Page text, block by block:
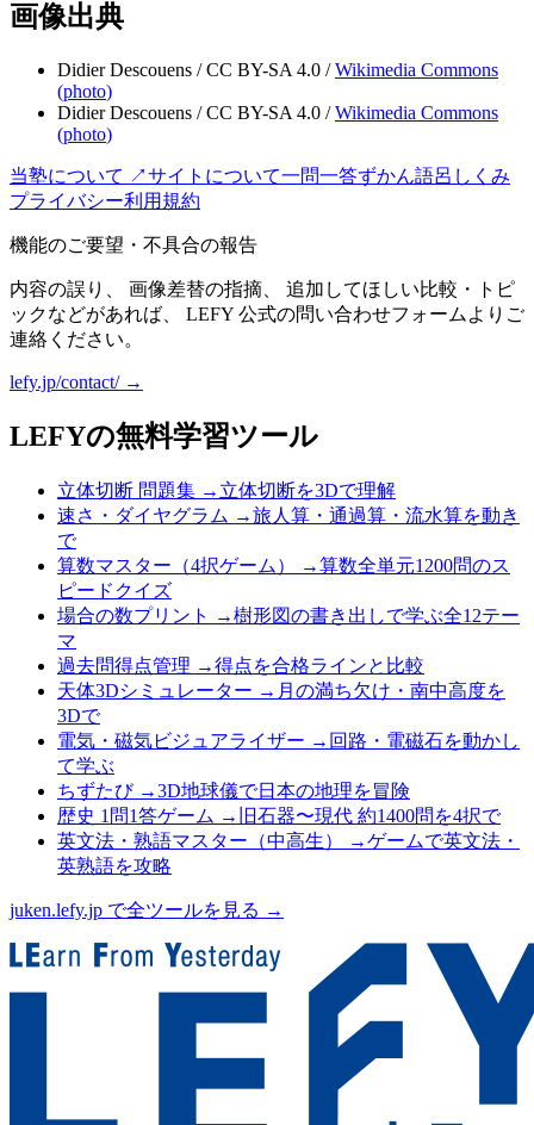
画像出典
Didier Descouens /CC BY-SA 4.0 / Wikimedia Commons
(photo)
Didier Descouens /CC BY-SA 4.0 / Wikimedia Commons
(photo)
当塾について ↗サイトについて一問一答ずかん語呂 しくみ
プライバシー利用規約
機能のご要望・不具合の報告
内容の誤り、 画像差替の指摘、 追加してほしい比較・トピ
ックなどがあれば、 LEFY 公式の問い合わせフォームよりご
連絡ください。
lefy.jp/contact/ →
LEFYの無料学習ツール
立体切断 問題集 → 立体切断を3Dで理解
速さ・ダイヤグラム →旅人算・通過算・流水算を動き
で
算数マスター（4択ゲーム）
→算数全単元1200問のス
ピードクイズ
場合の数プリント
→樹形図の書き出しで学ぶ全12テー
マ
過去問得点管理 →得点を合格ラインと比較
天体3Dシミュレーター → 月の満ち欠け・南中高度を
3Dで
電気・磁気ビジュアライザー → 回路・電磁石を動かし
て学ぶ
ちずたび→3D地球儀で日本の地理を冒険
歴史 1問1答ゲーム → 旧石器〜現代 約1400問を4択で
英文法・熟語マスター（中高生）
→ゲームで英文法・
英熟語を攻略
juken.lefy.jp で全ツールを見る →